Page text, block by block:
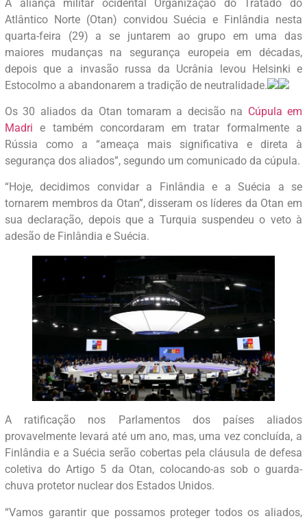
A aliança militar ocidental Organização do Tratado do
Atlântico Norte (Otan) convidou Suécia e Finlândia nesta
quarta-feira (29) a se juntarem ao grupo em uma das
maiores mudanças na segurança europeia em décadas,
depois que a invasão russa da Ucrânia levou Helsinki e
Estocolmo a abandonarem a tradição de neutralidade.
Os 30 aliados da Otan tomaram a decisão na Cúpula em
Madri e também concordaram em tratar formalmente a
Rússia como a “ameaça mais significativa e direta à
segurança dos aliados”, segundo um comunicado da cúpula.
“Hoje, decidimos convidar a Finlândia e a Suécia a se
tornarem membros da Otan”, disseram os líderes da Otan em
sua declaração, depois que a Turquia suspendeu o veto à
adesão de Finlândia e Suécia.
A ratificação nos Parlamentos dos países aliados
provavelmente levará até um ano, mas, uma vez concluída, a
Finlândia e a Suécia serão cobertas pela cláusula de defesa
coletiva do Artigo 5 da Otan, colocando-as sob o guarda-
chuva protetor nuclear dos Estados Unidos.
“Vamos garantir que possamos proteger todos os aliados,